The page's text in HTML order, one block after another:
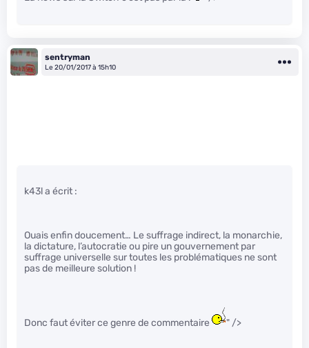
sentryman
Le 20/01/2017 à 15h10
k43l a écrit :
Ouais enfin doucement… Le suffrage indirect, la monarchie,
la dictature, l’autocratie ou pire un gouvernement par
suffrage universelle sur toutes les problématiques ne sont
pas de meilleure solution !
Donc faut éviter ce genre de commentaire " />